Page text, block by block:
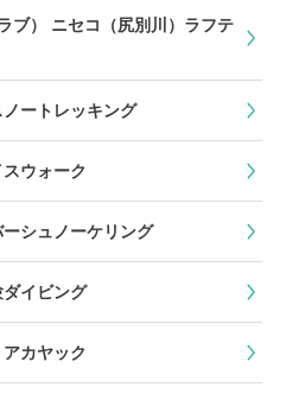
ブ） ニセコ（尻別川）ラフテ
ートレッキング
ウォーク
シュノーケリング
イビング
カヤック